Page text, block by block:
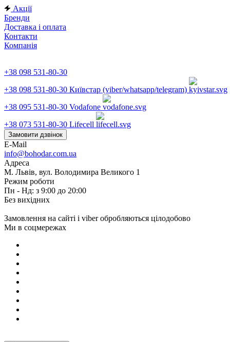
Акції
Бренди
Доставка і оплата
Контакти
Компанія
+38 098 531-80-30
+38 098 531-80-30 Київстар (viber/whatsapp/telegram)
+38 095 531-80-30 Vodafone
+38 073 531-80-30 Lifecell
Замовити дзвінок
E-Mail
info@bohodar.com.ua
Адреса
М. Львів, вул. Володимира Великого 1
Режим роботи
Пн - Нд: з 9:00 до 20:00
Без вихідних
Замовлення на сайті і viber обробляються цілодобово
Ми в соцмережах